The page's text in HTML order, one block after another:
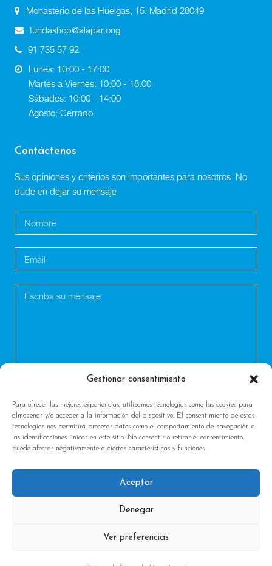
Gestionar consentimiento
Para ofrecer las mejores experiencias, utilizamos tecnologías como las cookies para
almacenar y/o acceder a la información del dispositivo. El consentimiento de estas
tecnologías nos permitirá procesar datos como el comportamiento de navegación o
las identificaciones únicas en este sitio. No consentir o retirar el consentimiento,
puede afectar negativamente a ciertas características y funciones.
Aceptar
Denegar
Ver preferencias
Monasterio de las Huelgas, 15. Madrid 28049
fundashop@alapar.ong
91 735 57 92
Lunes: 10:00 - 17:00
Martes a Viernes: 10:00 - 18:00
Sábados: 10:00 - 14:00
Agosto: Cerrado
Contáctenos
Sus opiniones y criterios son importantes para nosotros. No
dude en dejar su mensaje
| |
Legal & Cookies